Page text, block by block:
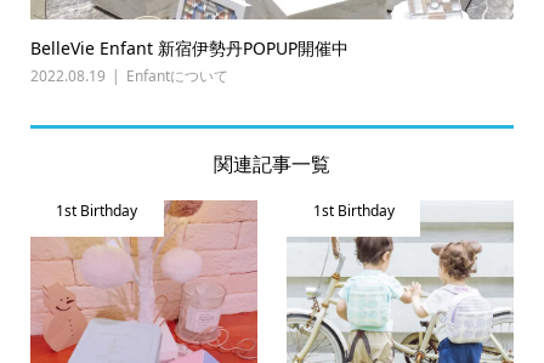
BelleVie Enfant 新宿伊勢丹POPUP開催中
2022.08.19 Enfantについて
関連記事一覧
1st Birthday 1st Birthday